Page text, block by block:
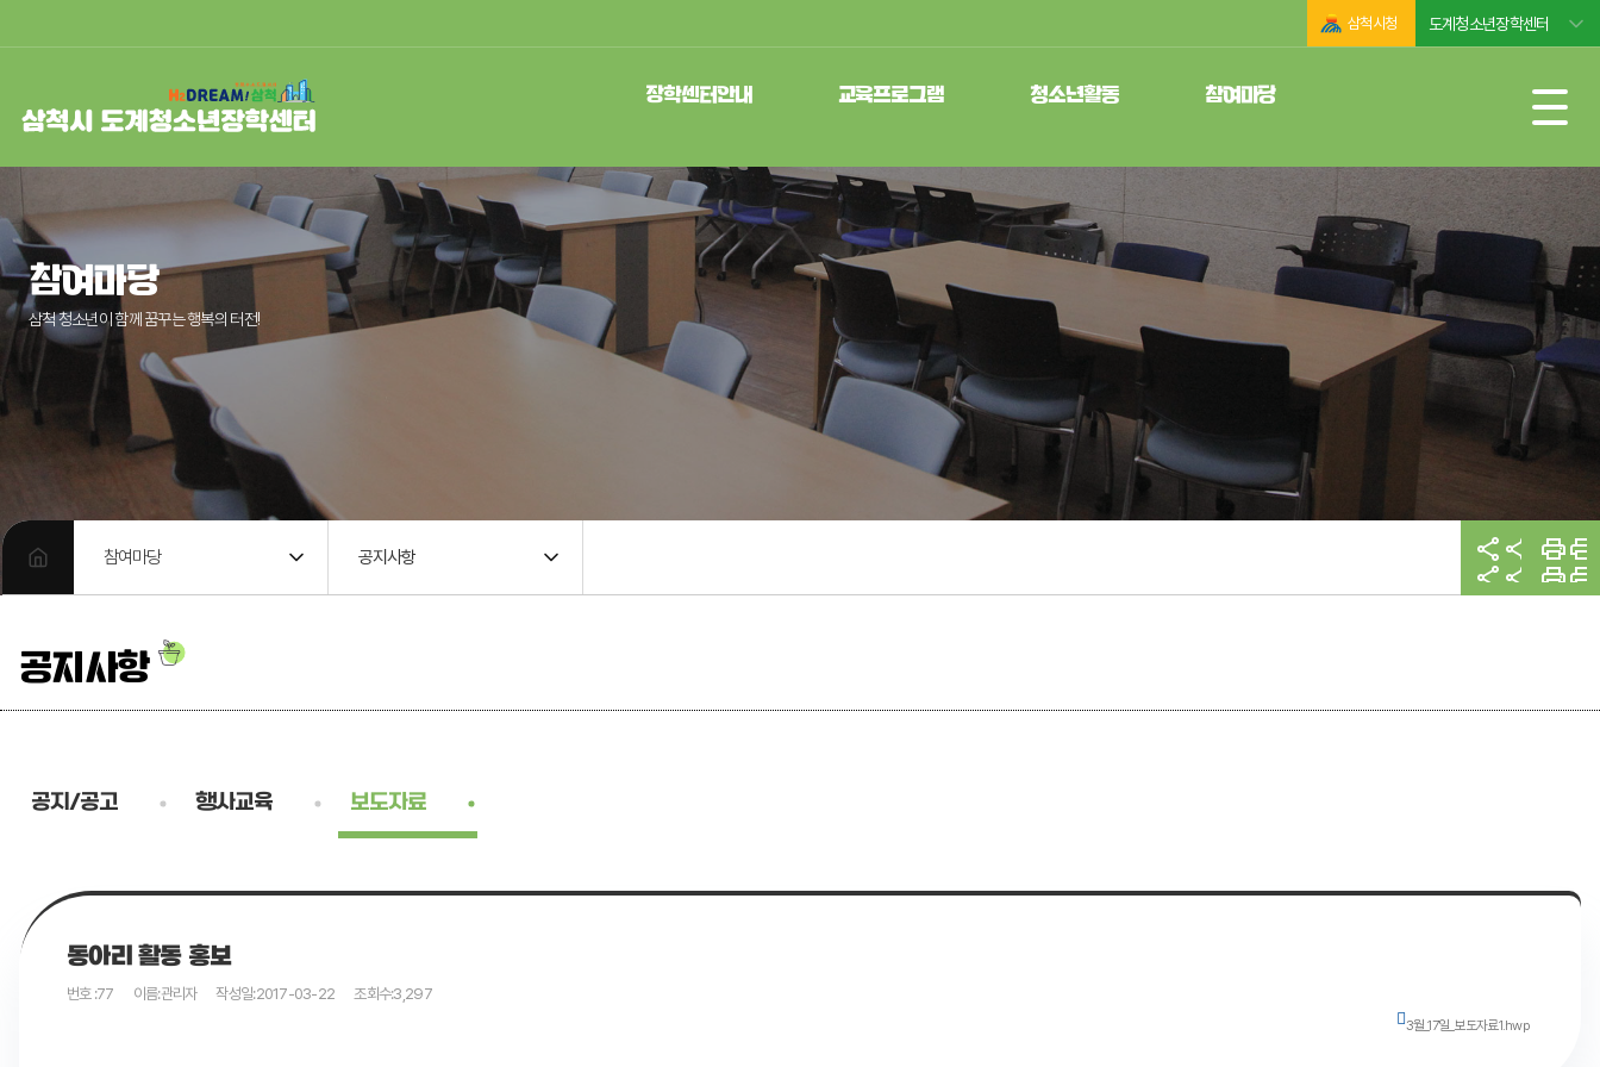
삼척시청 도계청소년장학센터
장학센터안내
인사말
비전과 목표
연혁
조직도/직원
시설안내
찾아오시는 길
교육프로그램
청소년교육문화프로그램
청소년방학프로그램
학교연계프로그램
지역연계프로그램
청소년활동
청소년동아리
청소년수련활동인증제
국제청소년성취포상제
청소년자원봉사
참여마당
자유게시판
행사일정
참여마당
삼척 청소년이 함께 꿈꾸는행복의 터전!
참여마당 공지사항
공지사항
공지/공고 행사교육 보도자료
동아리 활동 홍보
번호 :77 이름:관리자 작성일:2017-03-22 조회수:3,297
3월_17일_보도자료1.hwp